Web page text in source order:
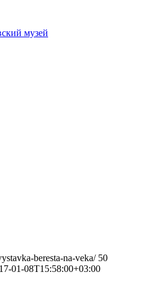
музей
beresta-na-veka/ 50
01-08T15:58:00+03:00